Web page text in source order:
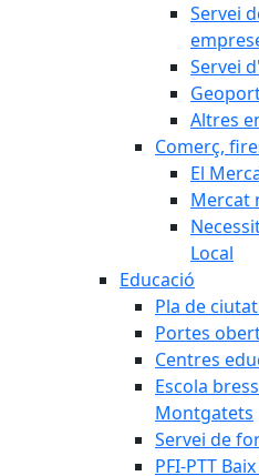
Servei
Servei
Altres
Comerç,
El
Mercat
Local
Educació
Pla de
Portes
Centres
Escola
Montgatets
Servei de
PFI-PTT